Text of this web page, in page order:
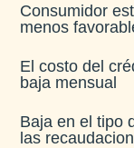
Consumidor
menos
El costo del
baja mensual​
Baja en el tipo
las